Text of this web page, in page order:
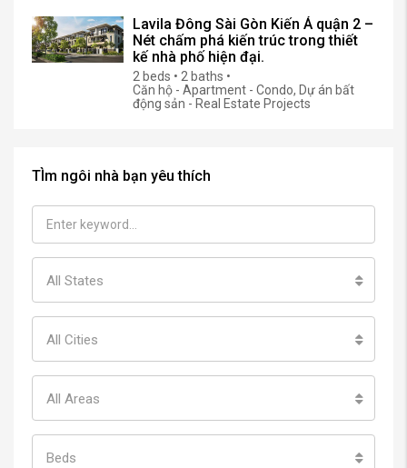
Lavila Đông Sài Gòn Kiến Á quận 2 –
Nét chấm phá kiến trúc trong thiết
kế nhà phố hiện đại.
2 beds • 2 baths •
Căn hộ - Apartment - Condo, Dự án bất
động sản - Real Estate Projects
TÌm ngôi nhà bạn yêu thích
All States
All Cities
All Areas
Beds